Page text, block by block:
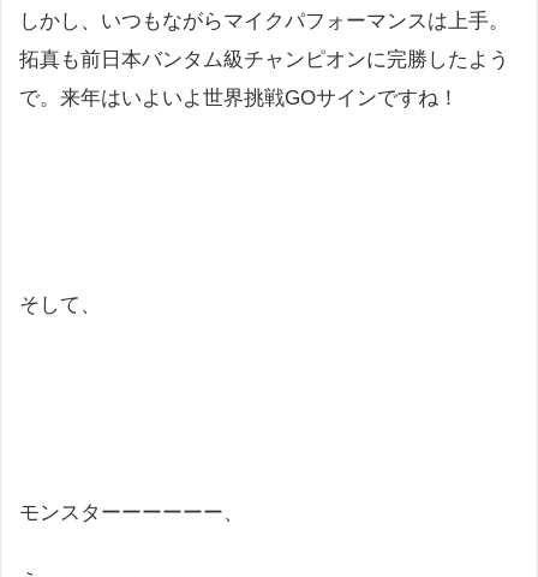
しかし、いつもながらマイクパフォーマンスは上手。
拓真も前日本バンタム級チャンピオンに完勝したよう
で。来年はいよいよ世界挑戦GOサインですね！
そして、
モンスターーーーーー、